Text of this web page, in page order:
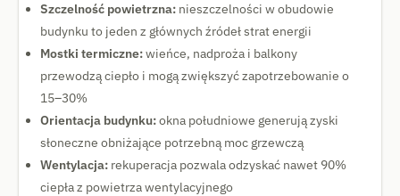
Szczelność powietrzna: nieszczelności w obudowie
budynku to jeden z głównych źródeł strat energii
Mostki termiczne:wieńce, nadproża i balkony
przewodzą ciepło i mogą zwiększyć zapotrzebowanie o
15–30%
Orientacja budynku:okna południowe generują zyski
słoneczne obniżające potrzebną moc grzewczą
Wentylacja: rekuperacja pozwala odzyskać nawet 90%
ciepła z powietrza wentylacyjnego